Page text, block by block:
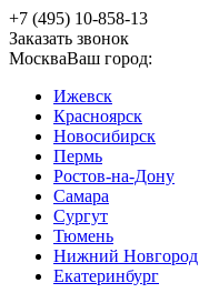
+7 (‎495) 10-858-13
Заказать звонок
МоскваВаш город:
Ижевск
Красноярск
Новосибирск
Пермь
Ростов-на-Дону
Самара
Сургут
Тюмень
Нижний Новгород
Екатеринбург